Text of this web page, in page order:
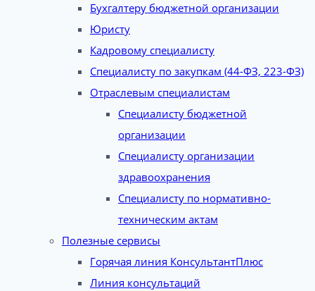
Бухгалтеру бюджетной организации
Юристу
Кадровому специалисту
Специалисту по закупкам (44-ФЗ, 223-ФЗ)
Отраслевым специалистам
Специалисту бюджетной
организации
Специалисту организации
здравоохранения
Специалисту по нормативно-
техническим актам
Полезные сервисы
Горячая линия КонсультантПлюс
Линия консультаций